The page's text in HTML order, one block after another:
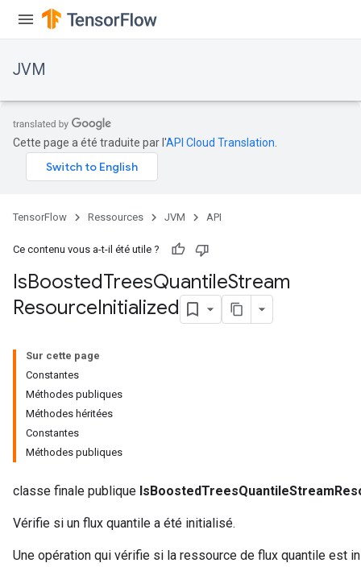
JVM
Cette page a été traduite par l'API Cloud Translation
TensorFlow Ressources JVM API
Ce contenu vous a-t-il été utile ?
IsBoostedTreesQuantileStream
ResourceInitialized
Sur cette page
Constantes
Méthodes publiques
Méthodes héritées
Constantes
Méthodes publiques
classe finale publique
Vérifie si un flux quantile a été initialisé.
Une opération qui vérifie si la ressource de flux quantile est